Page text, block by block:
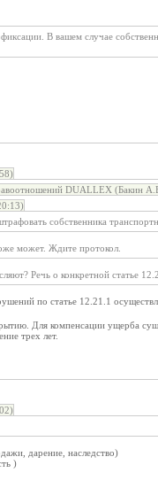
В вашем случае
DUALLEX (Бакин
собственника
может. Ждите протокол.
Речь о конкретной статье
по статье 12.21.1
Для компенсации ущерба
трех лет.
дарение, наследство)
)